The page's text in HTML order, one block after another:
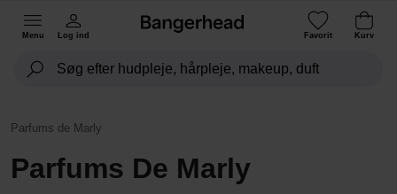
Menu Log ind Favorit Kurv
Parfums de Marly
Parfums De Marly